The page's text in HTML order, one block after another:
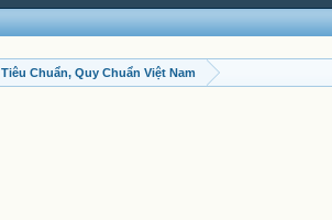
Tiêu Chuẩn, Quy Chuẩn Việt Nam